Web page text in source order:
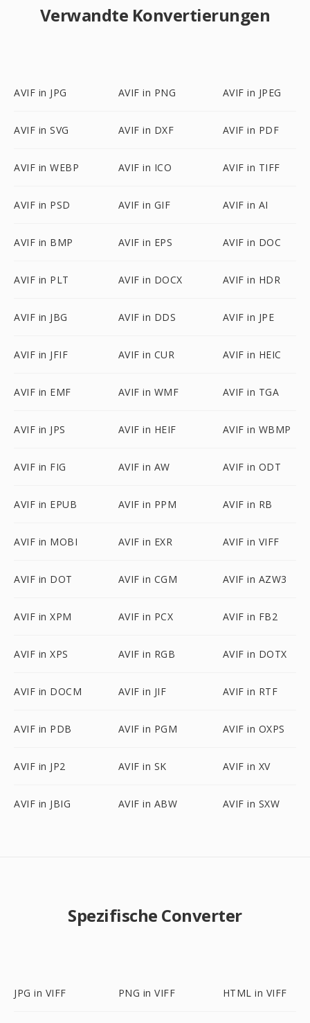
Verwandte Konvertierungen
AVIF in JPG AVIF in PNG AVIF in JPEG
AVIF in SVG AVIF in DXF AVIF in PDF
AVIF in WEBP AVIF in ICO AVIF in TIFF
AVIF in PSD AVIF in GIF AVIF in AI
AVIF in BMP AVIF in EPS AVIF in DOC
AVIF in PLT AVIF in DOCX AVIF in HDR
AVIF in JBG AVIF in DDS AVIF in JPE
AVIF in JFIF AVIF in CUR AVIF in HEIC
AVIF in EMF AVIF in WMF AVIF in TGA
AVIF in JPS AVIF in HEIF AVIF in WBMP
AVIF in FIG AVIF in AW AVIF in ODT
AVIF in EPUB AVIF in PPM AVIF in RB
AVIF in MOBI AVIF in EXR AVIF in VIFF
AVIF in DOT AVIF in CGM AVIF in AZW3
AVIF in XPM AVIF in PCX AVIF in FB2
AVIF in XPS AVIF in RGB AVIF in DOTX
AVIF in DOCM AVIF in JIF AVIF in RTF
AVIF in PDB AVIF in PGM AVIF in OXPS
AVIF in JP2 AVIF in SK AVIF in XV
AVIF in JBIG AVIF in ABW AVIF in SXW
Spezifische Converter
JPG in VIFF PNG in VIFF HTML in VIFF